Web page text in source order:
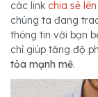
các link chia sẻ
chúng ta đang
thông tin với bạn
chỉ giúp tăng độ
tỏa mạnh mẽ.